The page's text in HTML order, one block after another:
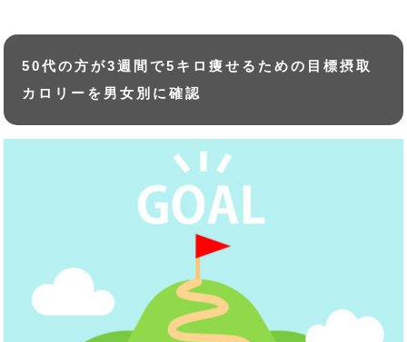
50代の方が3週間で5キロ痩せるための目標摂取
カロリーを男女別に確認